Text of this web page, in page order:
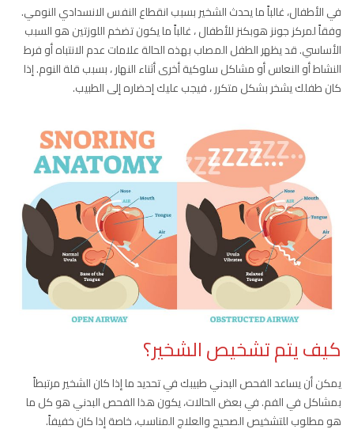
في الأطفال، غالباً ما يحدث الشخير بسبب انقطاع النفس الانسدادي النومي.
وفقاً لمركز جونز هوبكنز للأطفال ، غالباً ما يكون تضخم اللوزتين هو السبب
الأساسي. قد يظهر الطفل المصاب بهذه الحالة علامات عدم الانتباه أو فرط
النشاط أو النعاس أو مشاكل سلوكية أخرى أثناء النهار ، بسبب قلة النوم. إذا
كان طفلك يشخر بشكل متكرر ، فيجب عليك إحضاره إلى الطبيب.
كيف يتم تشخيص الشخير؟
يمكن أن يساعد الفحص البدني طبيبك في تحديد ما إذا كان الشخير مرتبطاً
بمشاكل في الفم. في بعض الحالات، يكون هذا الفحص البدني هو كل ما
هو مطلوب للتشخيص الصحيح والعلاج المناسب، خاصة إذا كان خفيفاً.